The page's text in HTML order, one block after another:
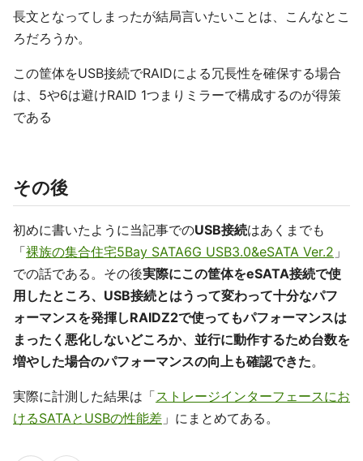
長文となってしまったが結局言いたいことは、こんなとこ
ろだろうか。
この筐体をUSB接続でRAIDによる冗長性を確保する場合
は、5や6は避けRAID 1つまりミラーで構成するのが得策
である
その後
初めに書いたように当記事でのUSB接続はあくまでも
「裸族の集合住宅5Bay SATA6G USB3.0&eSATA Ver.2 」
での話である。その後実際にこの筐体をeSATA接続で使
用したところ、USB接続とはうって変わって十分なパフ
ォーマンスを発揮しRAIDZ2で使ってもパフォーマンスは
まったく悪化しないどころか、並行に動作するため台数を
増やした場合のパフォーマンスの向上も確認できた。
実際に計測した結果は「ストレージインターフェースにお
けるSATAとUSBの性能差 」にまとめてある。